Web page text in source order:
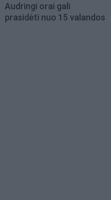
Audringi orai gali
prasidėti nuo 15 valandos